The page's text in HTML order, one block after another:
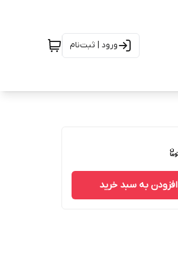
ورود | ثبت‌نام
افزودن به سبد خرید